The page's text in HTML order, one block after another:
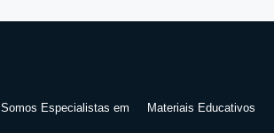
Somos Especialistas em Materiais Educativos